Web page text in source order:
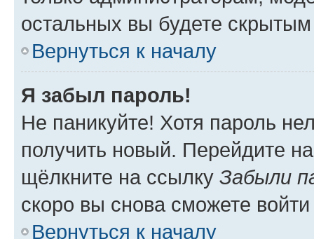
остальных вы будете
Вернуться к началу
Я забыл пароль!
Не паникуйте! Хотя пароль
получить новый. Перейдите
щёлкните на ссылку Забыли
скоро вы снова сможете
Вернуться к началу